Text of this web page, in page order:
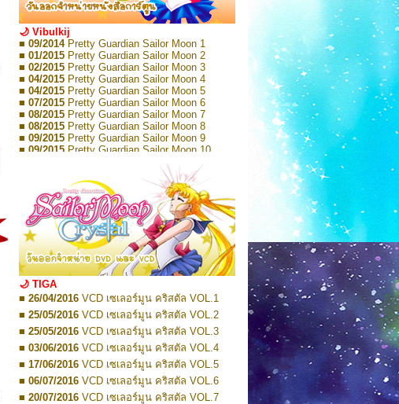
🌙 Vibulkij
■ 09/2014 Pretty Guardian Sailor Moon 1
■ 01/2015 Pretty Guardian Sailor Moon 2
■ 02/2015 Pretty Guardian Sailor Moon 3
■ 04/2015 Pretty Guardian Sailor Moon 4
■ 04/2015 Pretty Guardian Sailor Moon 5
■ 07/2015 Pretty Guardian Sailor Moon 6
■ 08/2015 Pretty Guardian Sailor Moon 7
■ 08/2015 Pretty Guardian Sailor Moon 8
■ 09/2015 Pretty Guardian Sailor Moon 9
■ 09/2015 Pretty Guardian Sailor Moon 10
Pretty Guardian Sailor Moon 11
Pretty Guardian Sailor Moon 12
Pretty Guardian Sailor Moon Short
Stories 1
■ 09/2018Pretty Guardian Sailor Moon Short
Stories 2
■ 01/2022Pretty Guardian Sailor Moon Eternal
Edition 1
■ 01/2022Pretty Guardian Sailor Moon Eternal
Edition 2
■ 03/2022Pretty Guardian Sailor Moon Eternal
Edition 3
■ 03/2022Pretty Guardian Sailor Moon Eternal
Edition 4
■ 07/2022Pretty Guardian Sailor Moon Eternal
Edition 5
■ 07/2022Pretty Guardian Sailor Moon Eternal
Edition 6
Pretty Guardian Sailor Moon Eternal
Edition 7
■ 01/2023Pretty Guardian Sailor Moon Eternal
🌙 TIGA
■ 26/04/2016 VCD เซเลอร์มูน คริสตัล VOL.1
■ 25/05/2016 VCD เซเลอร์มูน คริสตัล VOL.2
■ 25/05/2016 VCD เซเลอร์มูน คริสตัล VOL.3
■ 03/06/2016 VCD เซเลอร์มูน คริสตัล VOL.4
■ 17/06/2016 VCD เซเลอร์มูน คริสตัล VOL.5
■ 06/07/2016 VCD เซเลอร์มูน คริสตัล VOL.6
■ 20/07/2016 VCD เซเลอร์มูน คริสตัล VOL.7